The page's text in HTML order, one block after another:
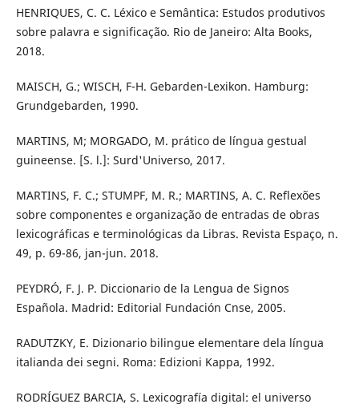
HENRIQUES, C. C. Léxico e Semântica: Estudos produtivos
sobre palavra e significação. Rio de Janeiro: Alta Books,
2018.
MAISCH, G.; WISCH, F-H. Gebarden-Lexikon. Hamburg:
Grundgebarden, 1990.
MARTINS, M; MORGADO, M. prático de língua gestual
guineense. [S. l.]: Surd'Universo, 2017.
MARTINS, F. C.; STUMPF, M. R.; MARTINS, A. C. Reflexões
sobre componentes e organização de entradas de obras
lexicográficas e terminológicas da Libras. Revista Espaço, n.
49, p. 69-86, jan-jun. 2018.
PEYDRÓ, F. J. P. Diccionario de la Lengua de Signos
Española. Madrid: Editorial Fundación Cnse, 2005.
RADUTZKY, E. Dizionario bilingue elementare dela língua
italianda dei segni. Roma: Edizioni Kappa, 1992.
RODRÍGUEZ BARCIA, S. Lexicografía digital: el universo